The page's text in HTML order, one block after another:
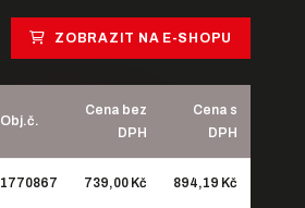
ZOBRAZIT NA E-SHOPU
Obj.č.
Cena bez
DPH
Cena s
DPH
1770867 739,00 Kč 894,19 Kč